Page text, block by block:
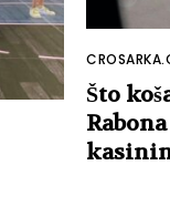
Što